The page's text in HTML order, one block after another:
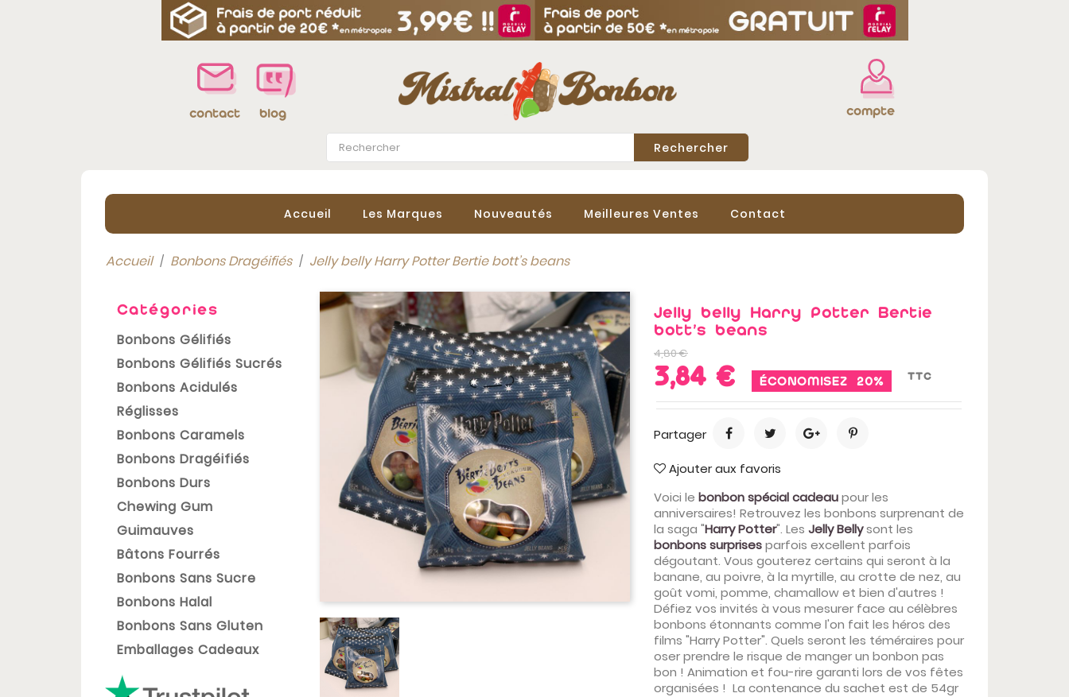
contact blog
Rechercher
compte
Accueil Les Marques Nouveautés Meilleures Ventes Contact
Accueil Bonbons Dragéifiés Jelly belly Harry Potter Bertie bott’s beans
Catégories
Bonbons Gélifiés
Bonbons Gélifiés Sucrés
Bonbons Acidulés
Réglisses
Bonbons Caramels
Bonbons Dragéifiés
Bonbons Durs
Chewing Gum
Guimauves
Bâtons Fourrés
Bonbons Sans Sucre
Bonbons Halal
Bonbons Sans Gluten
Emballages Cadeaux
Jelly belly Harry Potter Bertie
bott’s beans
4,80 €
3,84 € TTC
ÉCONOMISEZ 20%
Partager
Ajouter aux favoris
Voici le bonbon spécial cadeaupour les
anniversaires! Retrouvez les bonbons surprenant de
la saga "Harry Potter". Les Jelly Bellysont les
bonbons surprisesparfois excellent parfois
dégoutant. Vous gouterez certains qui seront à la
banane, au poivre, à la myrtille, au crotte de nez, au
goût vomi, pomme, chamallow et bien d'autres !
Défiez vos invités à vous mesurer face au célèbres
bonbons étonnants comme l'on fait les héros des
films "Harry Potter". Quels seront les téméraires pour
oser prendre le risque de manger un bonbon pas
bon ! Animation et fou-rire garanti lors de vos fêtes
organisées ! La contenance du sachet est de 54gr